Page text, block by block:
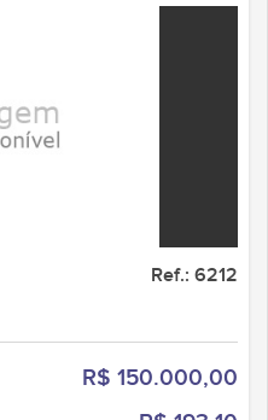
Ref.: 6212
R$ 150.000,00